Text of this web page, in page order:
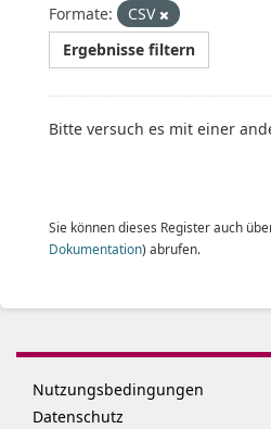
Formate:
CSV
Ergebnisse filtern
Bitte versuch es mit einer
Sie können dieses Register auch
Dokumentation) abrufen.
Nutzungsbedingungen
Datenschutz